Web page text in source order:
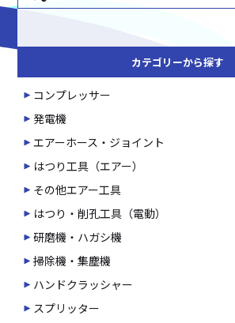
カテゴリーから探す
コンプレッサー
発電機
エアーホース・ジョイント
はつり工具（エアー）
その他エアー工具
はつり・削孔工具（電動）
研磨機・ハガシ機
掃除機・集塵機
ハンドクラッシャー
スプリッター